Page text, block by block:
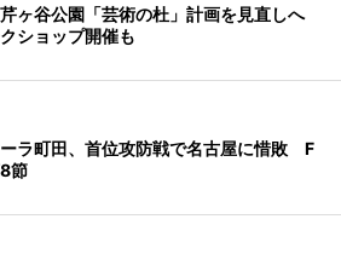
ヶ谷公園「芸術の杜」計画を見直しへ
ショップ開催も
ラ町田、首位攻防戦で名古屋に惜敗 F
節